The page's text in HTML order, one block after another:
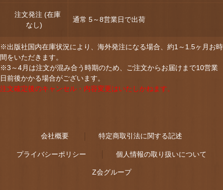
注文発注 (在庫
なし)
通常 5～8営業日で出荷
※出版社国内在庫状況により、海外発注になる場合、約1～1.5ヶ月お時
間をいただきます。
※3～4月は注文が混み合う時期のため、ご注文からお届けまで10営業
日前後かかる場合がございます。
注文確定後のキャンセル・内容変更はいたしかねます。
会社概要 特定商取引法に関する記述
プライバシーポリシー 個人情報の取り扱いについて
Z会グループ